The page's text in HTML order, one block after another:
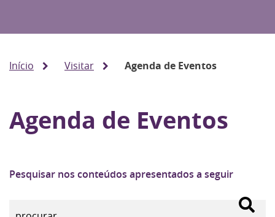
Início Visitar Agenda de Eventos
Agenda de Eventos
Pesquisar nos conteúdos apresentados a seguir